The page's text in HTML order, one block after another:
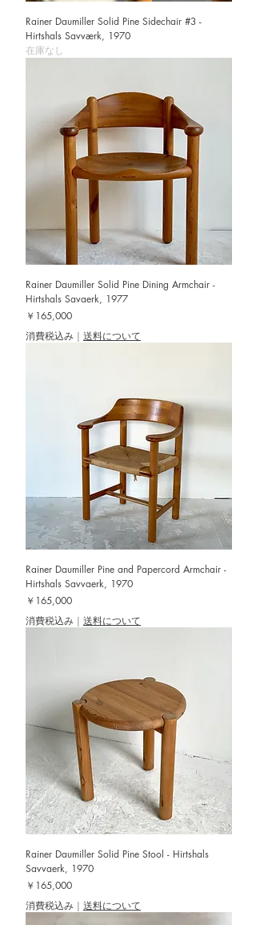
Rainer Daumiller Solid Pine Sidechair #3 -
Hirtshals Savværk, 1970
在庫なし
Rainer Daumiller Solid Pine Dining Armchair -
Hirtshals Savaerk, 1977
価格
￥165,000
消費税込み | 送料について
Rainer Daumiller Pine and Papercord Armchair -
Hirtshals Savvaerk, 1970
価格
￥165,000
消費税込み | 送料について
Rainer Daumiller Solid Pine Stool - Hirtshals
Savvaerk, 1970
価格
￥165,000
消費税込み | 送料について